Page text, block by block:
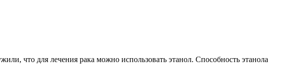
что для лечения рака можно использовать этанол. Способность этанола